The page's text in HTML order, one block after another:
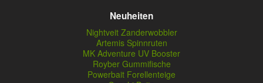
Neuheiten
Nightveit Zanderwobbler
Artemis Spinnruten
MK Adventure UV Booster
Royber Gummifische
Powerbait Forellenteige